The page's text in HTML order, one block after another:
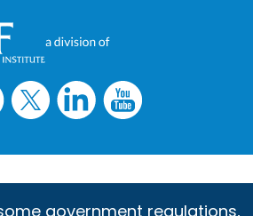
government regulations,